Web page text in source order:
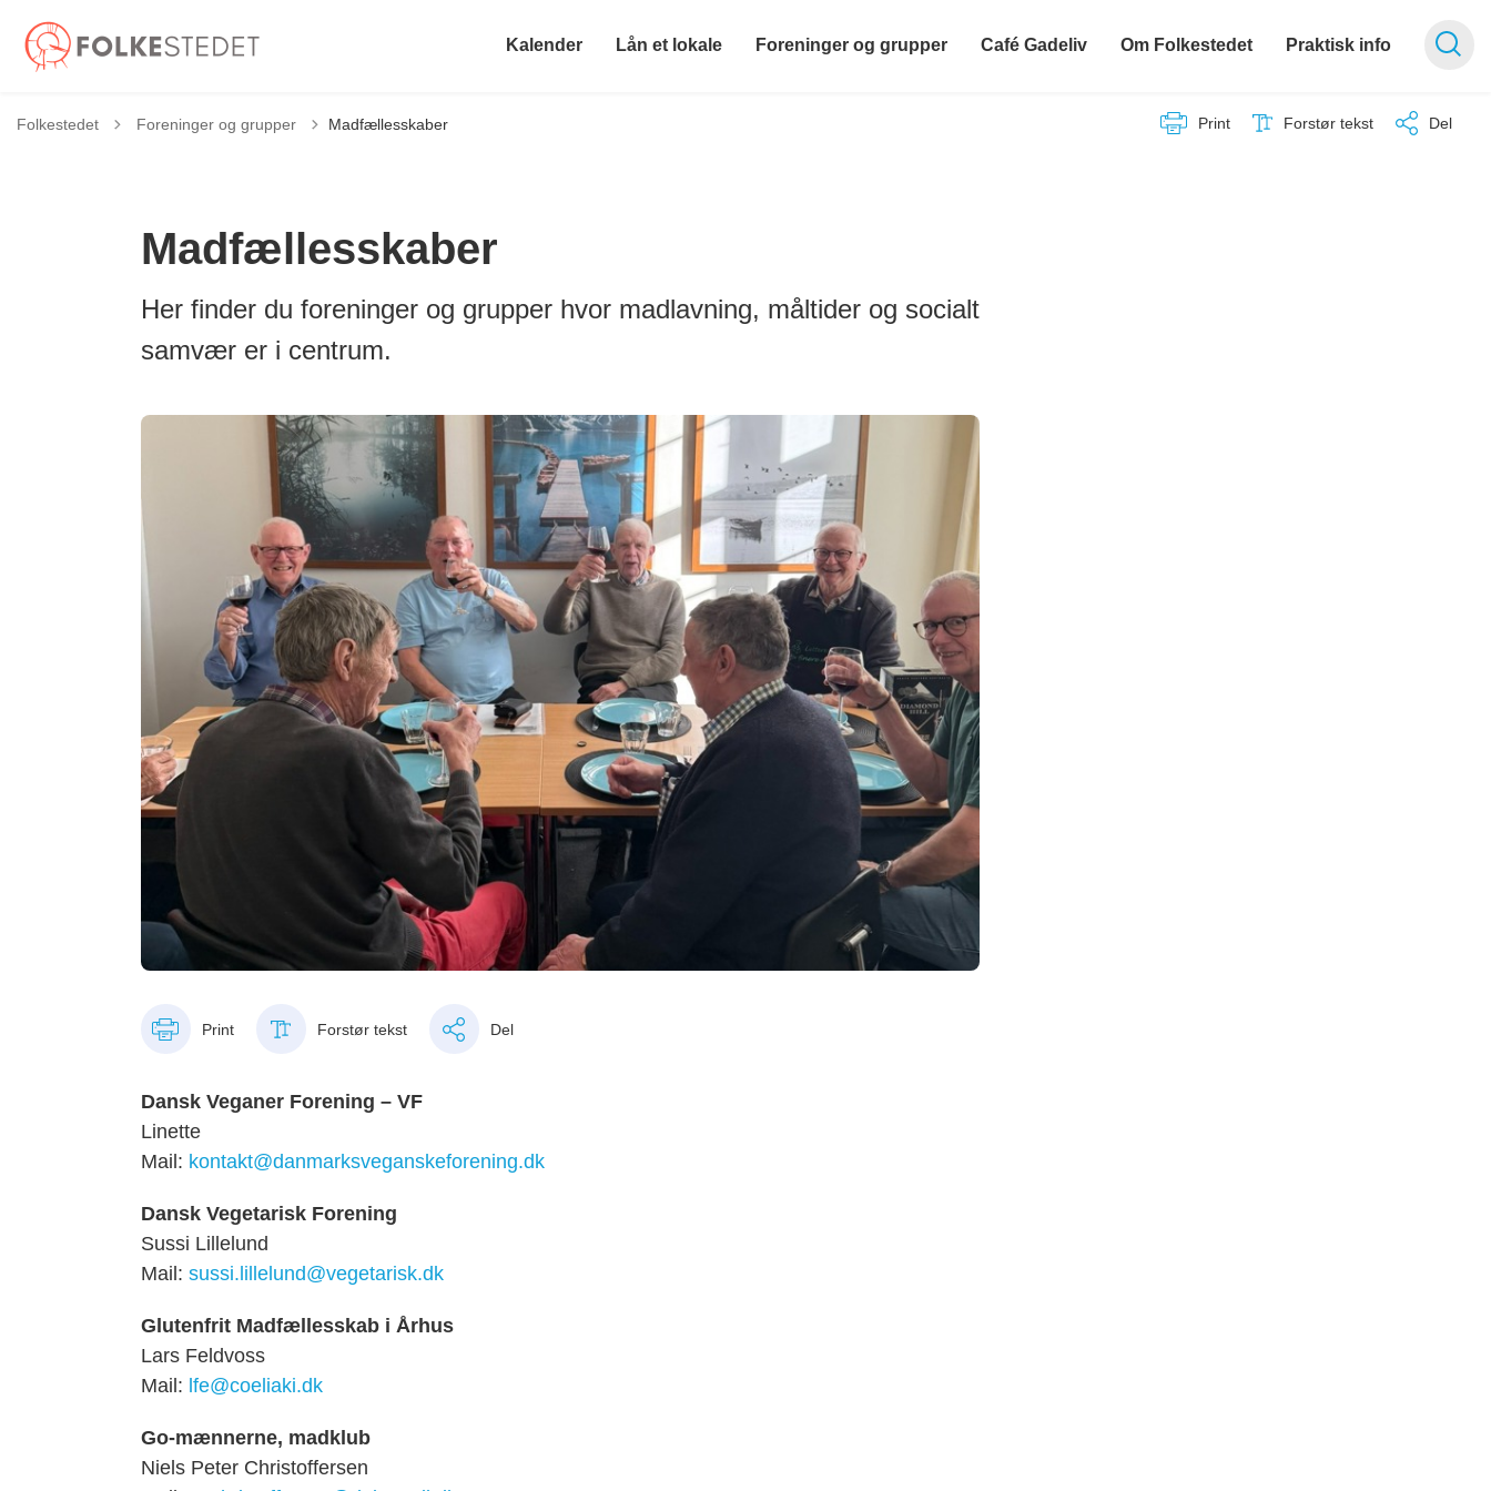
Kalender Lån et lokale Foreninger og grupper Café Gadeliv Om Folkestedet Praktisk info
Folkestedet Tilbage til
Foreninger og grupper Madfællesskaber Print Forstør tekst Del
Madfællesskaber
Her finder du foreninger og grupper hvor madlavning, måltider og socialt
samvær er i centrum.
Print Forstør tekst Del
Dansk Veganer Forening – VF
Linette
Mail: kontakt@danmarksveganskeforening.dk
Dansk Vegetarisk Forening
Sussi Lillelund
Mail: sussi.lillelund@vegetarisk.dk
Glutenfrit Madfællesskab i Århus
Lars Feldvoss
Mail: lfe@coeliaki.dk
Go-mænnerne, madklub
Niels Peter Christoffersen